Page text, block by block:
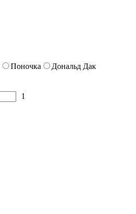
Поночка
Дональд Дак
1